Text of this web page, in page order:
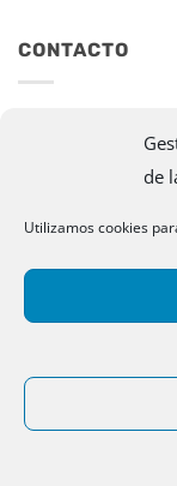
de
Utilizamos cookies
CONTACTO
948 234 436 – 623